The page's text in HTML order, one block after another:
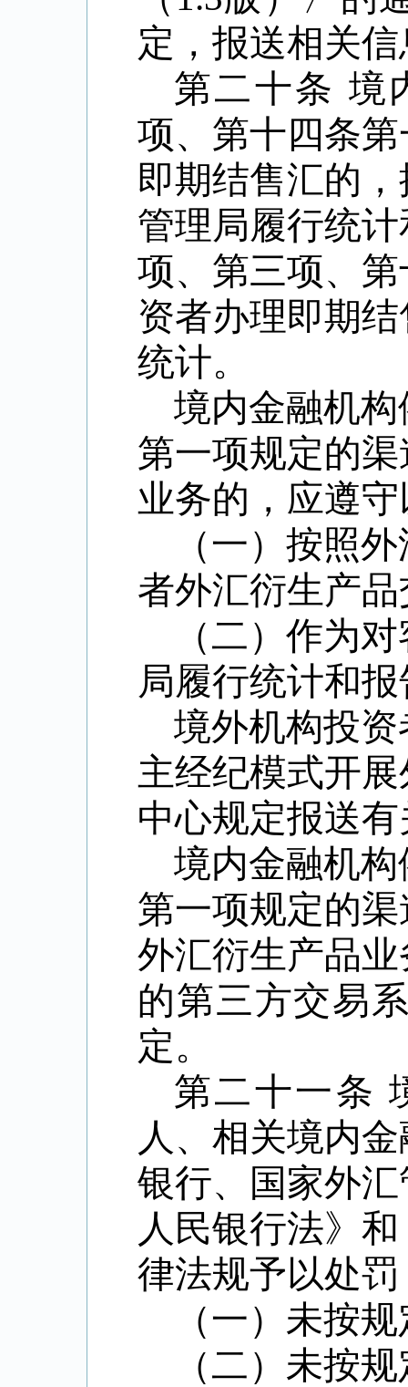
定，报送相关
第二十条 境
项、第十四条
即期结售汇的
管理局履行统
项、第三项、
资者办理即期
统计。
境内金融机
第一项规定的
业务的，应遵
（一）按照
者外汇衍生产
（二）作为
局履行统计和
境外机构投
主经纪模式开
中心规定报送
境内金融机
第一项规定的
外汇衍生产品
的第三方交易
定。
第二十一条
人、相关境内
银行、国家外
人民银行法》
律法规予以处罚
（一）未按
（二）未按